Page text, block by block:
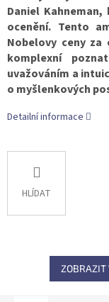
Daniel
ocenění. Tento
Nobelovy ceny
komplexní
uvažováním a
o myšlenkových
Detailní informace
HLÍDAT
ZOBRAZIT